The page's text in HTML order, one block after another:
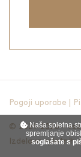
Pogoji uporabe
© 2021-2026 -
Izdelava spletnih
Naša spletna
spremljanje
soglašate s